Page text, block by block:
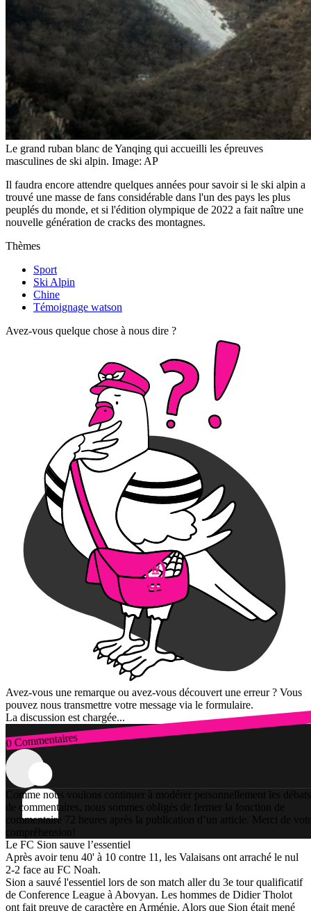
Le grand ruban blanc de Yanqing qui accueilli les épreuves
masculines de ski alpin. Image: AP
Il faudra encore attendre quelques années pour savoir si le ski alpin a
trouvé une masse de fans considérable dans l'un des pays les plus
peuplés du monde, et si l'édition olympique de 2022 a fait naître une
nouvelle génération de cracks des montagnes.
Thèmes
Sport
Ski Alpin
Chine
Témoignage watson
Avez-vous quelque chose à nous dire ?
Avez-vous une remarque ou avez-vous découvert une erreur ? Vous
pouvez nous transmettre votre message via le formulaire.
La discussion est chargée...
0 Commentaires
Connexion
Comme nous voulons continuer à modérer personnellement les débats
de commentaires, nous sommes obligés de fermer la fonction de
commentaire 72 heures après la publication d’un article. Merci de
compréhension!
Le FC Sion sauve l’essentiel
Après avoir tenu 40' à 10 contre 11, les Valaisans ont arraché le nul
2-2 face au FC Noah.
Sion a sauvé l'essentiel lors de son match aller du 3e tour qualificatif
de Conference League à Abovyan. Les hommes de Didier Tholot
ont fait preuve de caractère en Arménie. Alors que Sion était mené